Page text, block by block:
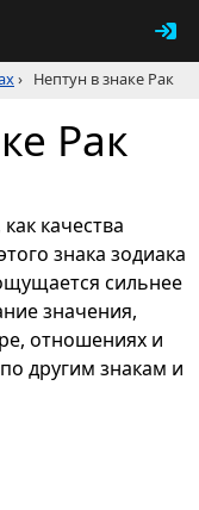
› Нептун в знаке Рак
Рак
качества
знака зодиака
сильнее
значения,
отношениях и
другим знакам и